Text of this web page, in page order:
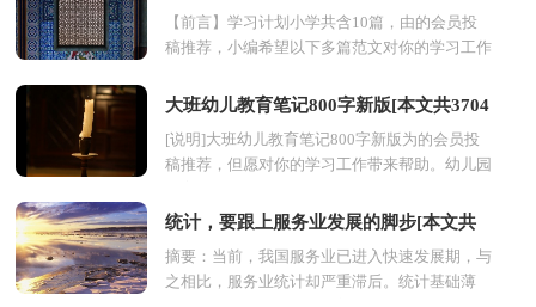
【前言】学习计划小学共含10篇，由的会员投
稿推荐，小编希望以下多篇范文对你的学习工作
习计划小学的...
大班幼儿教育笔记800字新版[本文共3704
字]
[说明]大班幼儿教育笔记800字新版为的会员投
稿推荐，但愿对你的学习工作带来帮助。幼儿园
习活动的...
统计，要跟上服务业发展的脚步[本文共
2923字]
摘要：当前，我国服务业已进入快速发展期，与
之相比，服务业统计却严重滞后。统计基础薄